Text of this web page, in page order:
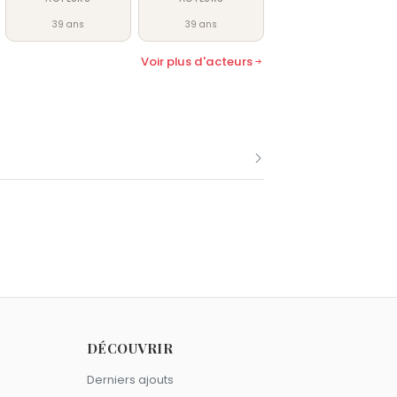
39 ans
39 ans
Voir plus d'acteurs
DÉCOUVRIR
Derniers ajouts